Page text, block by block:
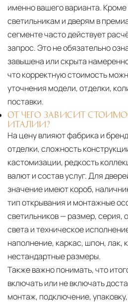
именно вашего варианта.
светильникам и дверям в
сегменте часто действует
запрос. Это не обязательно
завышена или скрыта
что корректную стоимость
уточнения модели, отделки,
поставки.
ОТ ЧЕГО ЗАВИСИТ
ИТАЛИИ?
На цену влияют фабрика и
отделки, сложность
кастомизации, редкость
валют и состав услуг. Для
значение имеют короб,
тип открывания и монтажные
светильников — размер, серия,
света и техническое
наполнение, каркас, шпон, лак,
нестандартные размеры.
Также важно понимать, что
включать или не включать
монтаж, подключение,